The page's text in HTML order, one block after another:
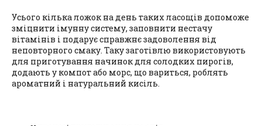
Усього кілька ложок на день таких ласощів допоможе
зміцнити імунну систему, заповнити нестачу
вітамінів і подарує справжнє задоволення від
неповторного смаку. Таку заготівлю використовують
для приготування начинок для солодких пирогів,
додають у компот або морс, що вариться, роблять
ароматний і натуральний кисіль.